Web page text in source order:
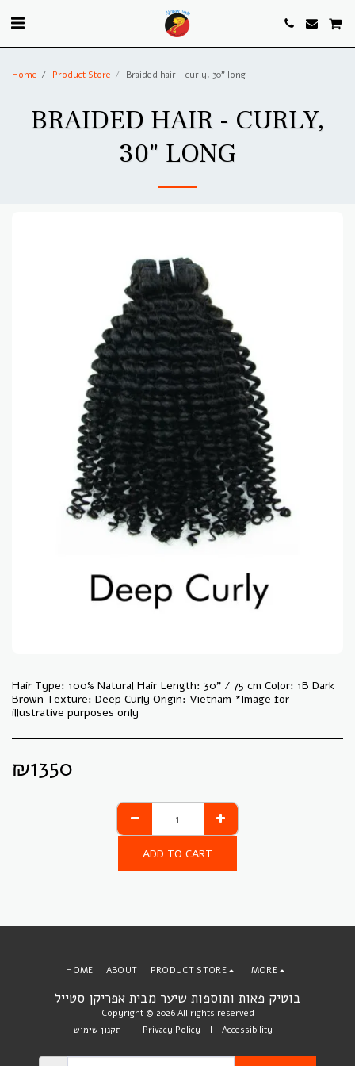
Home Product Store Braided hair - curly, 30" long
BRAIDED HAIR - CURLY,
30" LONG
Hair Type: 100% Natural Hair Length: 30" / 75 cm Color: 1B Dark
Brown Texture: Deep Curly Origin: Vietnam *Image for
illustrative purposes only
₪1350
ADD TO CART
בוטיק פאות ותוספות שיער מבית אפריקן סטייל
Copyright © 2026 All rights reserved
תקנון שימוש | Privacy Policy | Accessibility
HOME ABOUT PRODUCT STORE MORE